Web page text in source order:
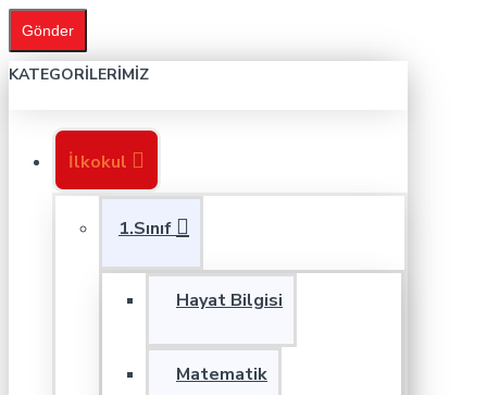
Gönder
KATEGORILERIMIZ
İlkokul
1.Sınıf
Hayat Bilgisi
Matematik